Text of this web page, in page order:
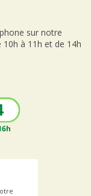
sur notre
à 11h et de 14h